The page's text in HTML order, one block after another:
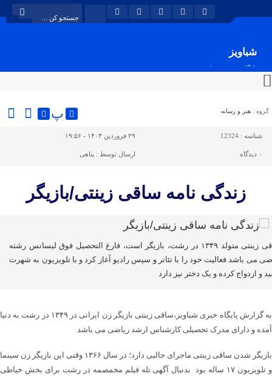
شباویز
پایگاه خبری شباویز
گروه : هنر و رسانه پ
شناسه : 12324 ۲۹ فروردین ۱۴۰۳ - ۱۹:۵۶
۰ دیدگاه ارسال توسط : پناهی
زندگی نامه ساقی زینتی/بازیگر
ساقی زینتی متولد ۱۳۴۹ در رشت، بازیگر است، فارغ التحصیل فوق لیسانس رشته
می باشد فعالیت خود را با تئاتر و سپس رادیو آغاز کرد و با تلویزیون به شهرت
و ازدواج کرده و یک دختر نیز دارد
به گزارش پایگاه خبری شباویز،ساقی زینتی بازیگر زن ایرانی در ۱۳۴۹ در رشت به دنیا
آمده و دارای مدرک تحصیلی کارشناس ارشد ریاضی می باشد
بازیگر شدن ساقی زینتی ماجرای جالبی دارد؛ در سال ۱۳۶۶ وقتی این بازیگر زن سینما
و تلویزیون ۱۷ ساله بود بدنبال آگهی تله فیلم مخمصمه در رشت برای بخش خیاطی